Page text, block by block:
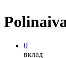
0
вклад